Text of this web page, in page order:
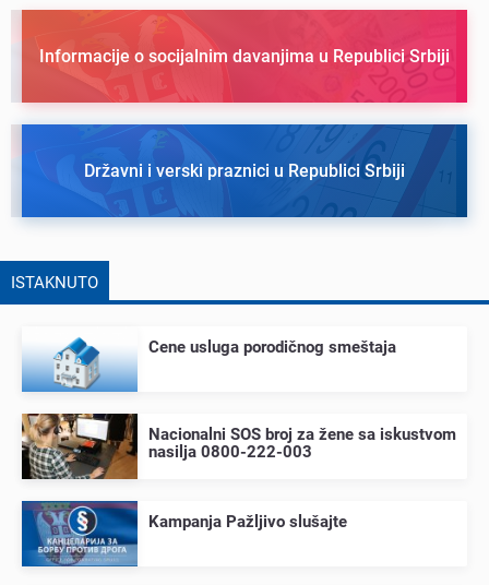
Informacije o socijalnim davanjima u Republici Srbiji
Državni i verski praznici u Republici Srbiji
ISTAKNUTO
Cеnе usluga porodičnog smеštaja
Nacionalni SOS broj za žеnе sa iskustvom
nasilja 0800-222-003
Kampanja Pažljivo slušajtе